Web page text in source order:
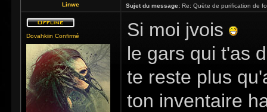
Linwe Sujet du message: Re: Quète de purification de
Dovahkiin Confirmé
Si moi jvois
le gars qui t'as
te reste plus
ton inventaire